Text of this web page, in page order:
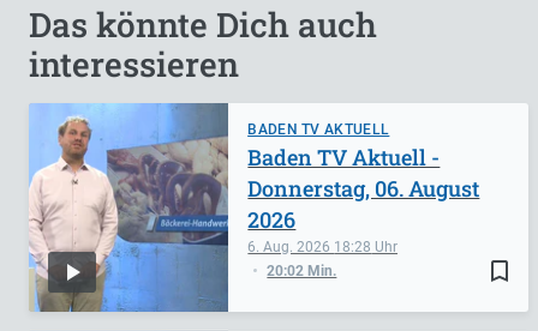
Das könnte Dich auch
interessieren
BADEN TV AKTUELL
bookmark_border
6. Aug. 2026 18:28
20:02 Min.
Baden TV Aktuell -
Donnerstag, 06. August
2026